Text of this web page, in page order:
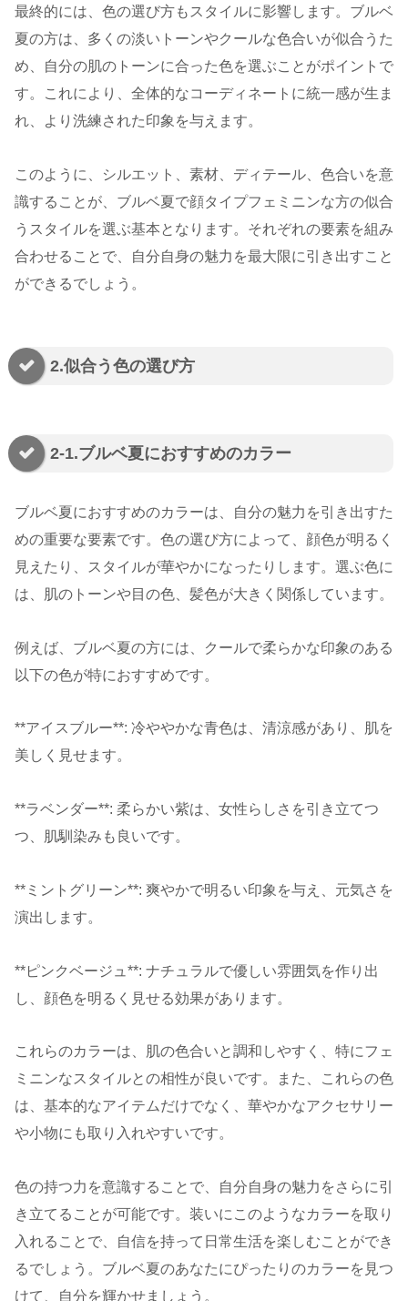
最終的には、色の選び方もスタイルに影響します。ブルベ
夏の方は、多くの淡いトーンやクールな色合いが似合うた
め、自分の肌のトーンに合った色を選ぶことがポイントで
す。これにより、全体的なコーディネートに統一感が生ま
れ、より洗練された印象を与えます。
このように、シルエット、素材、ディテール、色合いを意
識することが、ブルベ夏で顔タイプフェミニンな方の似合
うスタイルを選ぶ基本となります。それぞれの要素を組み
合わせることで、自分自身の魅力を最大限に引き出すこと
ができるでしょう。
2.似合う色の選び方
2-1.ブルベ夏におすすめのカラー
ブルベ夏におすすめのカラーは、自分の魅力を引き出すた
めの重要な要素です。色の選び方によって、顔色が明るく
見えたり、スタイルが華やかになったりします。選ぶ色に
は、肌のトーンや目の色、髪色が大きく関係しています。
例えば、ブルベ夏の方には、クールで柔らかな印象のある
以下の色が特におすすめです。
**アイスブルー**: 冷ややかな青色は、清涼感があり、肌を
美しく見せます。
**ラベンダー**: 柔らかい紫は、女性らしさを引き立てつ
つ、肌馴染みも良いです。
**ミントグリーン**: 爽やかで明るい印象を与え、元気さを
演出します。
**ピンクベージュ**: ナチュラルで優しい雰囲気を作り出
し、顔色を明るく見せる効果があります。
これらのカラーは、肌の色合いと調和しやすく、特にフェ
ミニンなスタイルとの相性が良いです。また、これらの色
は、基本的なアイテムだけでなく、華やかなアクセサリー
や小物にも取り入れやすいです。
色の持つ力を意識することで、自分自身の魅力をさらに引
き立てることが可能です。装いにこのようなカラーを取り
入れることで、自信を持って日常生活を楽しむことができ
るでしょう。ブルベ夏のあなたにぴったりのカラーを見つ
けて、自分を輝かせましょう。